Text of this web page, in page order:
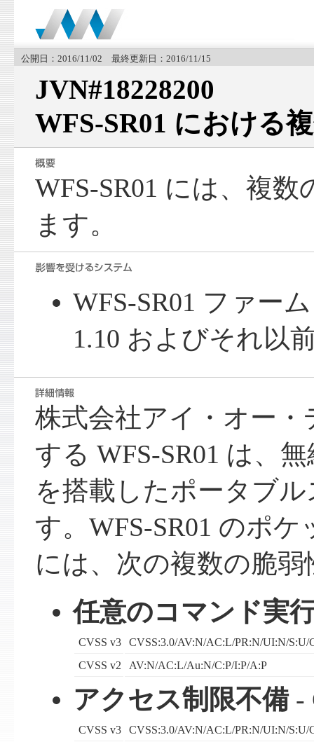
公開日：2016/11/02 最終更新日：2016/11/15
JVN#18228200
WFS-SR01 における
WFS-SR01 には、複
ます。
WFS-SR01 ファー
1.10 およびそれ以
株式会社アイ・オー・
する WFS-SR01 は、
を搭載したポータブ
す。WFS-SR01 のポ
には、次の複数の脆
任意のコマンド実
CVSS v3
CVSS:3.0/AV:N/AC:L/PR:N/UI:N/
CVSS v2
AV:N/AC:L/Au:N/C:P/I:P/A:P
アクセス制限不備-
CVSS v3
CVSS:3.0/AV:N/AC:L/PR:N/UI:N/